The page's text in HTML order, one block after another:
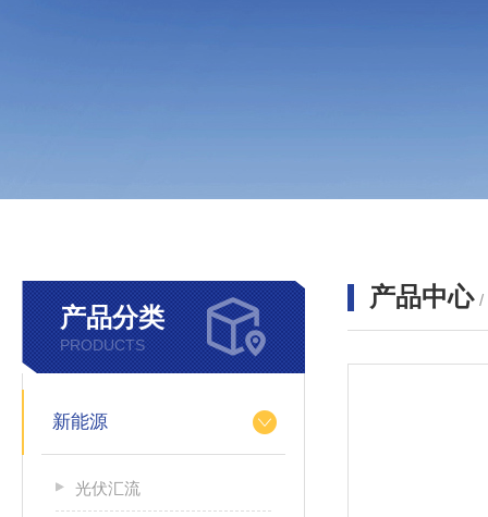
产品分类
PRODUCTS
新能源
光伏汇流
产品中心 /